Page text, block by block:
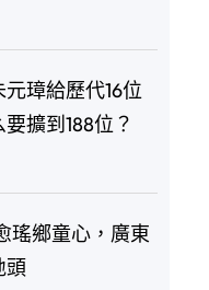
元璋給歷代16位
擴到188位？
瑤鄉童心，廣東
頭